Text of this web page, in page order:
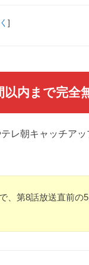
]
内まで完全
レ朝キャッチア
、第8話放送直前の